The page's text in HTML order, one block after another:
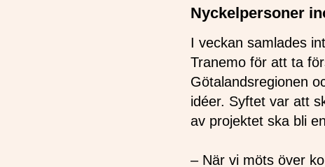
Nyckelpersoner
I veckan samlades
Tranemo för att ta
Götalandsregionen
idéer. Syftet var att
av projektet ska bli
– När vi möts över